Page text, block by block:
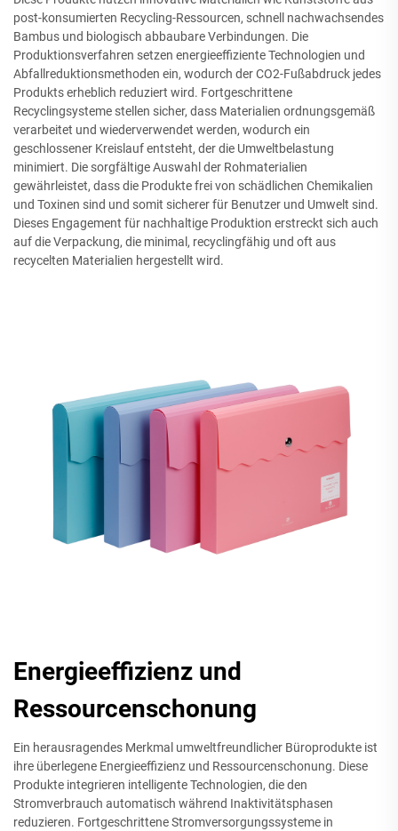
post-konsumierten Recycling-Ressourcen, schnell nachwachsendes
Bambus und biologisch abbaubare Verbindungen. Die
Produktionsverfahren setzen energieeffiziente Technologien und
Abfallreduktionsmethoden ein, wodurch der CO2-Fußabdruck jedes
Produkts erheblich reduziert wird. Fortgeschrittene
Recyclingsysteme stellen sicher, dass Materialien ordnungsgemäß
verarbeitet und wiederverwendet werden, wodurch ein
geschlossener Kreislauf entsteht, der die Umweltbelastung
minimiert. Die sorgfältige Auswahl der Rohmaterialien
gewährleistet, dass die Produkte frei von schädlichen Chemikalien
und Toxinen sind und somit sicherer für Benutzer und Umwelt sind.
Dieses Engagement für nachhaltige Produktion erstreckt sich auch
auf die Verpackung, die minimal, recyclingfähig und oft aus
recycelten Materialien hergestellt wird.
Energieeffizienz und
Ressourcenschonung
Ein herausragendes Merkmal umweltfreundlicher Büroprodukte ist
ihre überlegene Energieeffizienz und Ressourcenschonung. Diese
Produkte integrieren intelligente Technologien, die den
Stromverbrauch automatisch während Inaktivitätsphasen
reduzieren. Fortgeschrittene Stromversorgungssysteme in